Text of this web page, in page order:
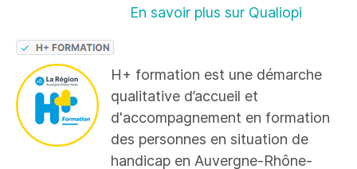
En savoir plus sur Qualiopi
H+ formation est une démarche
qualitative d’accueil et
d'accompagnement en formation
des personnes en situation de
handicap en Auvergne-Rhône-